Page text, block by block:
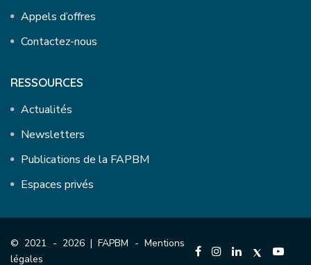
Appels d’offres
Contactez-nous
RESSOURCES
Actualités
Newsletters
Publications de la FAPBM
Espaces privés
© 2021 - 2026 | FAPBM - Mentions
légales